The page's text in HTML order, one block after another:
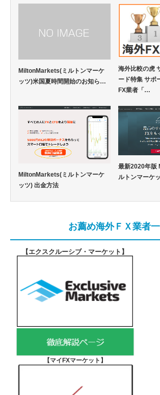
MiltonMarkets(ミルトンマーケ
ッツ)米国夏時間開始のお知ら…
海外比較の虎
ード特集 サポ
FX業者「…
MiltonMarkets(ミルトンマーケ
ッツ) 出金方法
最新2020年版
ルトンマーケ
お薦め海外ＦＸ業者
【エクスクルーシブ・マーケット 】
【マイFXマーケット 】